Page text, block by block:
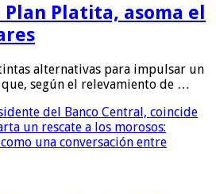
Platita, asoma el
alternativas para impulsar un
según el relevamiento de …